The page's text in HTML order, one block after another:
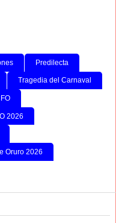
Predilecta
Tragedia del Carnaval
2026
Oruro 2026